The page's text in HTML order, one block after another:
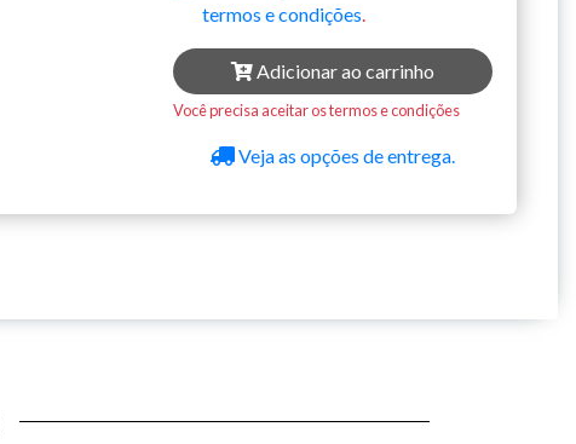
termos e condições
Adicionar ao carrinho
Você precisa aceitar os termos e condições
Veja as opções de entrega.